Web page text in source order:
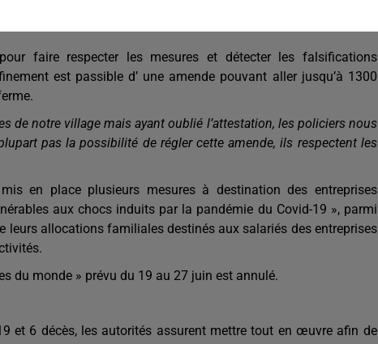
mesures de confinement drastiques, l’urgence sanitaire est
faire respecter les mesures et détecter les falsifications
est passible d’ une amende pouvant aller jusqu’à 1300
de notre village mais ayant oublié l’attestation, les policiers nous
pas la possibilité de régler cette amende, ils respectent les
en place plusieurs mesures à destination des entreprises
aux chocs induits par la pandémie du Covid-19 », parmi
leurs allocations familiales destinés aux salariés des entreprises
du monde » prévu du 19 au 27 juin est annulé.
et 6 décès, les autorités assurent mettre tout en œuvre afin de